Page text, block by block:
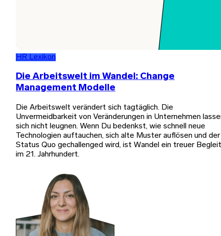
HR Lexikon
Die Arbeitswelt im Wandel: Change
Management Modelle
Die Arbeitswelt verändert sich tagtäglich. Die
Unvermeidbarkeit von Veränderungen in Unternehmen
sich nicht leugnen. Wenn Du bedenkst, wie schnell neue
Technologien auftauchen, sich alte Muster auflösen und der
Status Quo gechallenged wird, ist Wandel ein treuer
im 21. Jahrhundert.